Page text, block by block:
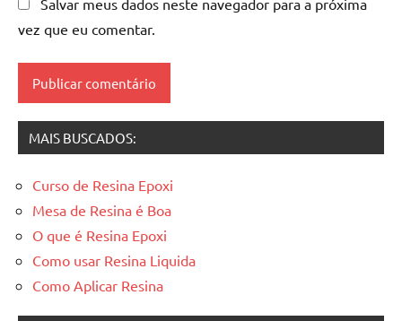
vez que eu comentar.
MAIS BUSCADOS:
Curso de Resina Epoxi
Mesa de Resina é Boa
O que é Resina Epoxi
Como usar Resina Liquida
Como Aplicar Resina